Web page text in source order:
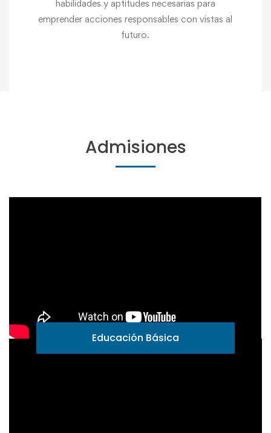
habilidades y aptitudes necesarias para
emprender acciones responsables con vistas al
futuro.
Admisiones
Educación Básica
Ver requisitos